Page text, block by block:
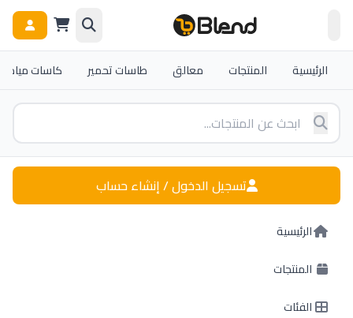
الرئيسية المنتجات معالق طاسات تحمير كاسات مياه
تسجيل الدخول / إنشاء حساب
الرئيسية
المنتجات
الفئات